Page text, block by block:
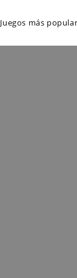
Juegos más